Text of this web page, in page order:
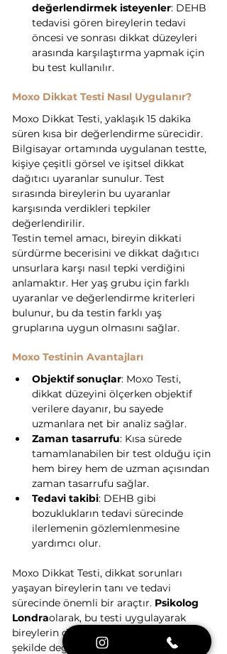
değerlendirmek isteyenler: DEHB
tedavisi gören bireylerin tedavi
öncesi ve sonrası dikkat düzeyleri
arasında karşılaştırma yapmak için
bu test kullanılır.
Moxo Dikkat Testi Nasıl Uygulanır?
Moxo Dikkat Testi, yaklaşık 15 dakika
süren kısa bir değerlendirme sürecidir.
Bilgisayar ortamında uygulanan testte,
kişiye çeşitli görsel ve işitsel dikkat
dağıtıcı uyaranlar sunulur. Test
sırasında bireylerin bu uyaranlar
karşısında verdikleri tepkiler
değerlendirilir.
Testin temel amacı, bireyin dikkati
sürdürme becerisini ve dikkat dağıtıcı
unsurlara karşı nasıl tepki verdiğini
anlamaktır. Her yaş grubu için farklı
uyaranlar ve değerlendirme kriterleri
bulunur, bu da testin farklı yaş
gruplarına uygun olmasını sağlar.
Moxo Testinin Avantajları
Objektif sonuçlar: Moxo Testi,
dikkat düzeyini ölçerken objektif
verilere dayanır, bu sayede
uzmanlara net bir analiz sağlar.
Zaman tasarrufu: Kısa sürede
tamamlanabilen bir test olduğu için
hem birey hem de uzman açısından
zaman tasarrufu sağlar.
Tedavi takibi: DEHB gibi
bozuklukların tedavi sürecinde
ilerlemenin gözlemlenmesine
yardımcı olur.
Moxo Dikkat Testi, dikkat sorunları
yaşayan bireylerin tanı ve tedavi
sürecinde önemli bir araçtır. Psikolog
Londraolarak, bu testi uygulayarak
bireylerin dikkat düzeylerini objektif bir
şekilde değerlendiriyor ve gerekli tedavi